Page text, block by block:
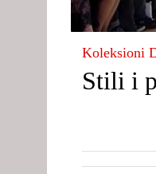
Koleksioni
Stili i